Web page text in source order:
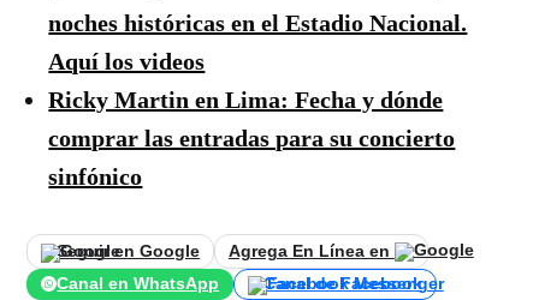
noches históricas en el Estadio Nacional.
Aquí los videos
Ricky Martin en Lima: Fecha y dónde
comprar las entradas para su concierto
sinfónico
Seguir en Google
Agrega En Línea en
Canal en WhatsApp
Canal de Facebook